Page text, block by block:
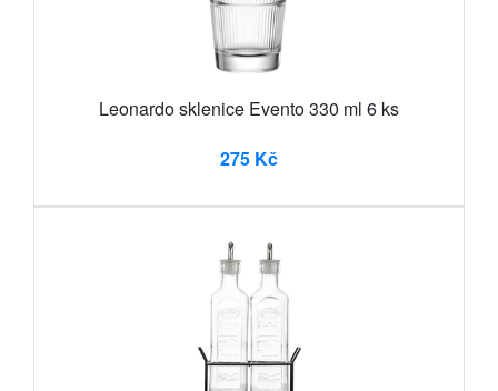
Leonardo sklenice Evento 330 ml 6 ks
275 Kč